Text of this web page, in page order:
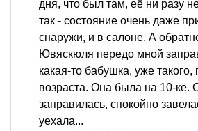
дня, что был там, её ни разу
так - состояние очень даже
снаружи, и в салоне. А
Ювяскюля передо мной
какая-то бабушка, уже такого,
возраста. Она была на 10-ке.
заправилась, спокойно
уехала...